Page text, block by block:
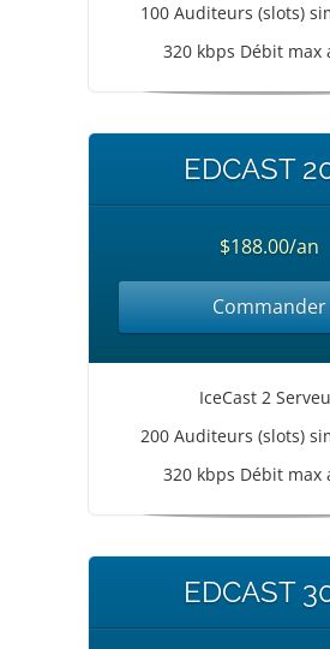
100 Auditeurs (slots)
320 kbps Débit max
EDCAST
$188.00/an
Commander
IceCast 2
200 Auditeurs (slots)
320 kbps Débit max
EDCAST